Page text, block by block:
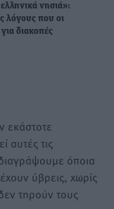
νησιά»:
λόγους που οι
διακοπές
εκάστοτε
αυτές τις
όποια
ύβρεις, χωρίς
τηρούν τους